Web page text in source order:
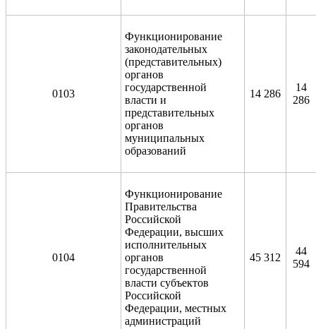
0103
Функционирование
законодательных
(представительных)
органов
государственной
власти и
представительных
органов
муниципальных
образований
14 286
14
286
0104
Функционирование
Правительства
Российской
Федерации, высших
исполнительных
органов
государственной
власти субъектов
Российской
Федерации, местных
администраций
45 312
44
594